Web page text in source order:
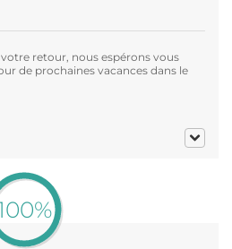
retour, nous espérons vous
de prochaines vacances dans le